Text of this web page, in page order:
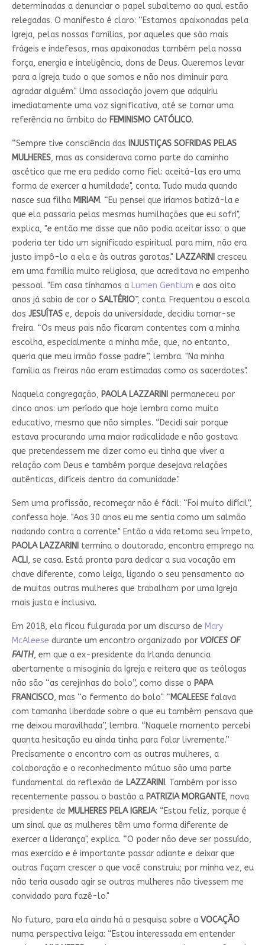
determinadas a denunciar o papel subalterno ao qual estão
relegadas. O manifesto é claro: “Estamos apaixonadas pela
Igreja, pelas nossas famílias, por aqueles que são mais
frágeis e indefesos, mas apaixonadas também pela nossa
força, energia e inteligência, dons de Deus. Queremos levar
para a Igreja tudo o que somos e não nos diminuir para
agradar alguém." Uma associação jovem que adquiriu
imediatamente uma voz significativa, até se tornar uma
referência no âmbito do FEMINISMO CATÓLICO.
“Sempre tive consciência das INJUSTIÇAS SOFRIDAS PELAS
MULHERES, mas as considerava como parte do caminho
ascético que me era pedido como fiel: aceitá-las era uma
forma de exercer a humildade", conta. Tudo muda quando
nasce sua filha MIRIAM. “Eu pensei que iríamos batizá-la e
que ela passaria pelas mesmas humilhações que eu sofri",
explica, "e então me disse que não podia aceitar isso: o que
poderia ter tido um significado espiritual para mim, não era
justo impô-lo a ela e às outras garotas." LAZZARINI cresceu
em uma família muito religiosa, que acreditava no empenho
pessoal. "Em casa tínhamos a Lumen Gentium e aos oito
anos já sabia de cor o SALTÉRIO”, conta. Frequentou a escola
dos JESUÍTASe, depois da universidade, decidiu tornar-se
freira. “Os meus pais não ficaram contentes com a minha
escolha, especialmente a minha mãe, que, no entanto,
queria que meu irmão fosse padre”, lembra. "Na minha
família as freiras não eram estimadas como os sacerdotes".
Naquela congregação, PAOLA LAZZARINI permaneceu por
cinco anos: um período que hoje lembra como muito
educativo, mesmo que não simples. “Decidi sair porque
estava procurando uma maior radicalidade e não gostava
que pretendessem me dizer como eu tinha que viver a
relação com Deus e também porque desejava relações
autênticas, difíceis dentro da comunidade."
Sem uma profissão, recomeçar não é fácil: “Foi muito difícil”,
confessa hoje. "Aos 30 anos eu me sentia como um salmão
nadando contra a corrente." Então a vida retoma seu ímpeto,
PAOLA LAZZARINI termina o doutorado, encontra emprego na
ACLI , se casa. Está pronta para dedicar a sua vocação em
chave diferente, como leiga, ligando o seu pensamento ao
de muitas outras mulheres que trabalham por uma Igreja
mais justa e inclusiva.
Em 2018, ela ficou fulgurada por um discurso de Mary
McAleese durante um encontro organizado por VOICES OF
FAITH, em que a ex-presidente da Irlanda denuncia
abertamente a misoginia da Igreja e reitera que as teólogas
não são “as cerejinhas do bolo”, como disse o PAPA
FRANCISCO, mas “o fermento do bolo". “MCALEESEfalava
com tamanha liberdade sobre o que eu também pensava que
me deixou maravilhada”, lembra. “Naquele momento percebi
quanta hesitação eu ainda tinha para falar livremente.”
Precisamente o encontro com as outras mulheres, a
colaboração e o reconhecimento mútuo são uma parte
fundamental da reflexão de LAZZARINI . Também por isso
recentemente passou o bastão a PATRIZIA MORGANTE, nova
presidente de MULHERES PELA IGREJA: “Estou feliz, porque é
um sinal que as mulheres têm uma forma diferente de
exercer a liderança", explica. “O poder não deve ser possuído,
mas exercido e é importante passar adiante e deixar que
outras façam crescer o que você construiu; por minha vez, eu
não teria ousado agir se outras mulheres não tivessem me
convidado para fazê-lo."
No futuro, para ela ainda há a pesquisa sobre a VOCAÇÃO
numa perspectiva leiga: “Estou interessada em entender